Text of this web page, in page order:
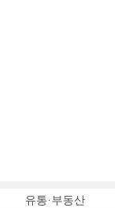
유통·부동산